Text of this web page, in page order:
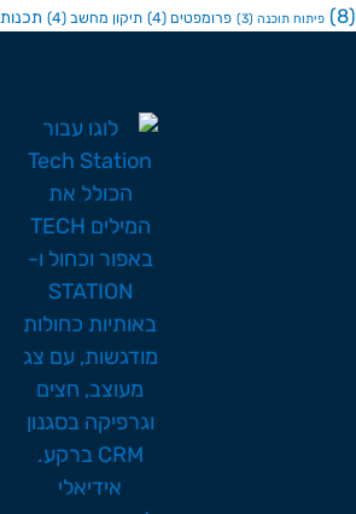
(8)
פיתוח תוכנה (3) פרומפטים (4) תיקון מחשב (4) תכנות